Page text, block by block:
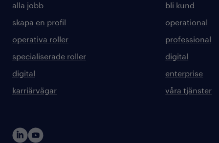
alla jobb
skapa en profil
operativa roller
specialiserade roller
digital
karriärvägar
bli kund
operational
professional
digital
enterprise
våra tjänster